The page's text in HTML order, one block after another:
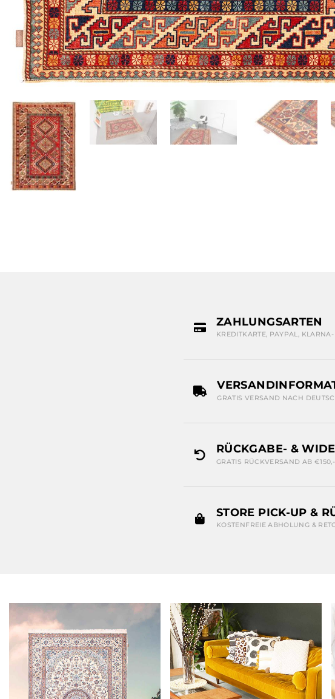
ZAHLUNGSARTEN
KREDITKARTE, PAYPAL,
GRATIS VERSAND NACH
RÜCKGABE- &
GRATIS RÜCKVERSAND AB
STORE PICK-UP &
KOSTENFREIE ABHOLUNG &